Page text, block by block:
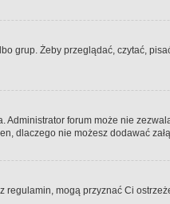
grup. Żeby przeglądać, czytać,
forum może nie
dlaczego nie możesz dodawać
mogą przyznać Ci